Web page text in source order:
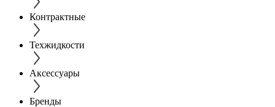
Контрактные
Техжидкости
Аксессуары
Бренды